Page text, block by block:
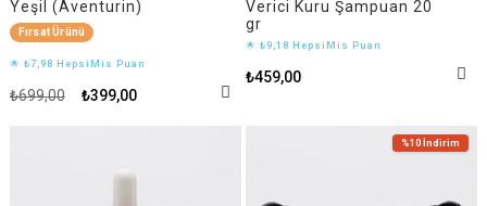
Yeşil (Aventurin)
Fırsat Ürünü
🌟 ₺7,98 HepsiMis Puan
₺399,00
₺699,00
Verici Kuru Şampuan 20
gr
🌟 ₺9,18 HepsiMis Puan
₺459,00
%10 İndirim